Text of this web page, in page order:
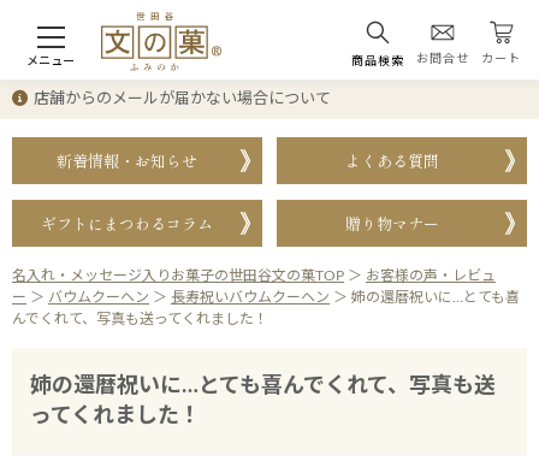
メニュー 商品検索 お問合せ カート
店舗からのメールが届かない場合について
新着情報・お知らせ よくある質問
ギフトにまつわるコラム 贈り物マナー
名入れ・メッセージ入りお菓子の世田谷文の菓TOP ＞ お客様の声・レビュ
ー ＞ バウムクーヘン ＞ 長寿祝いバウムクーヘン ＞ 姉の還暦祝いに…とても喜
んでくれて、写真も送ってくれました！
姉の還暦祝いに…とても喜んでくれて、写真も送
ってくれました！